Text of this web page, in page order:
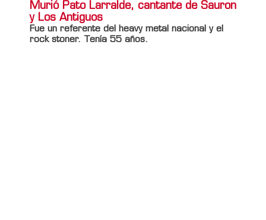
Murió Pato Larralde, cantante de Sauron
y Los Antiguos
Fue un referente del heavy metal nacional y el
rock stoner. Tenía 55 años.